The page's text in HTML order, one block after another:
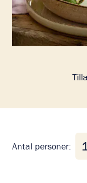
Antal personer: